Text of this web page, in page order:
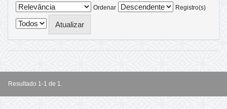
Ordenar
Registro(s)
Resultado 1-1 de 1.